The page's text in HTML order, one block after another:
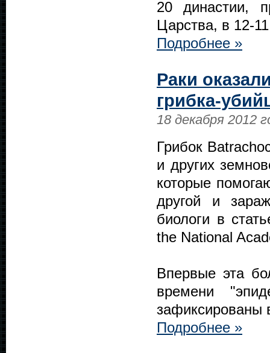
20 династии,
Царства, в 12-
Подробнее »
Раки
грибка-
18 декабря 2012
Грибок
и других
которые
другой и
биологи в
the National
Впервые эта
времени
зафиксированы
Подробнее »